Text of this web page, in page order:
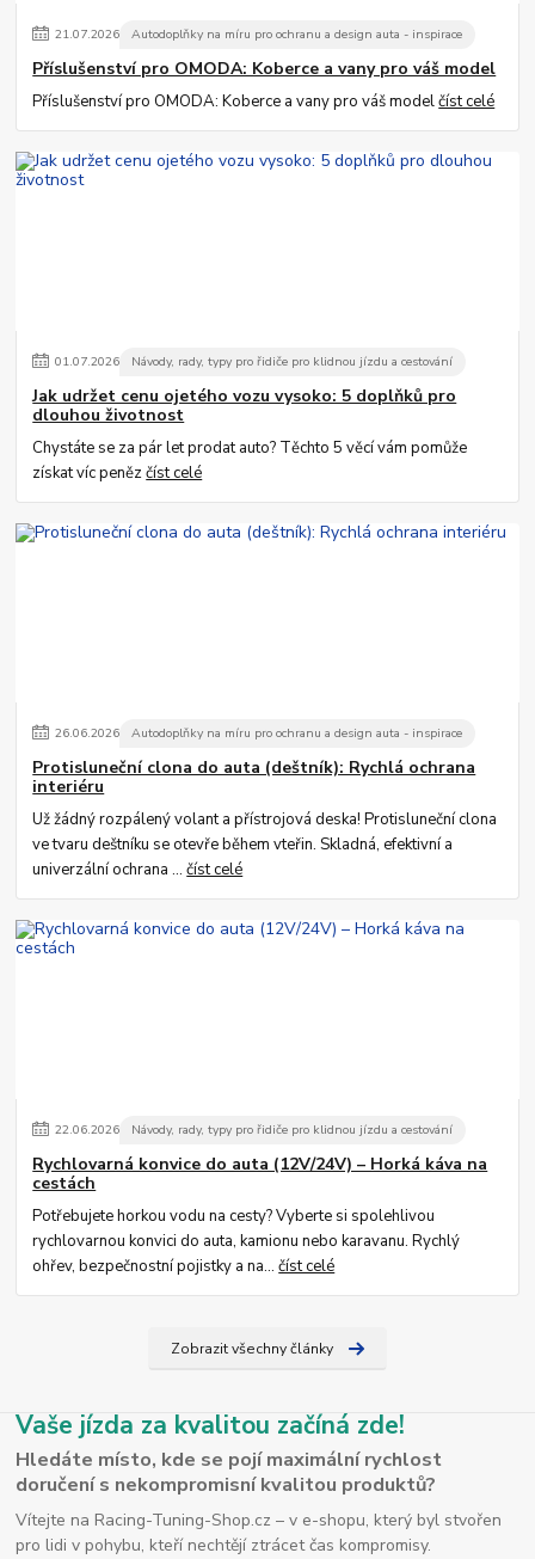
21.07.2026 Autodoplňky na míru pro ochranu a design auta - inspirace
Příslušenství pro OMODA: Koberce a vany pro váš model
Příslušenství pro OMODA: Koberce a vany pro váš modelčíst celé
01.07.2026 Návody, rady, typy pro řidiče pro klidnou jízdu a cestování
Jak udržet cenu ojetého vozu vysoko: 5 doplňků pro
dlouhou životnost
Chystáte se za pár let prodat auto? Těchto 5 věcí vám pomůže
získat víc penězčíst celé
26.06.2026 Autodoplňky na míru pro ochranu a design auta - inspirace
Protisluneční clona do auta (deštník): Rychlá ochrana
interiéru
Už žádný rozpálený volant a přístrojová deska! Protisluneční clona
ve tvaru deštníku se otevře během vteřin. Skladná, efektivní a
univerzální ochrana ...číst celé
22.06.2026 Návody, rady, typy pro řidiče pro klidnou jízdu a cestování
Rychlovarná konvice do auta (12V/24V) – Horká káva na
cestách
Potřebujete horkou vodu na cesty? Vyberte si spolehlivou
rychlovarnou konvici do auta, kamionu nebo karavanu. Rychlý
ohřev, bezpečnostní pojistky a na...číst celé
Zobrazit všechny články
Vaše jízda za kvalitou začíná zde!
Hledáte místo, kde se pojí maximální rychlost
doručení s nekompromisní kvalitou produktů?
Vítejte na Racing-Tuning-Shop.cz – v e-shopu, který byl stvořen
pro lidi v pohybu, kteří nechtějí ztrácet čas kompromisy.